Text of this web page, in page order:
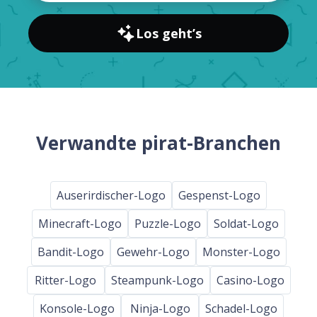
Los geht’s
Verwandte pirat-Branchen
Auserirdischer-Logo
Gespenst-Logo
Minecraft-Logo
Puzzle-Logo
Soldat-Logo
Bandit-Logo
Gewehr-Logo
Monster-Logo
Ritter-Logo
Steampunk-Logo
Casino-Logo
Konsole-Logo
Ninja-Logo
Schadel-Logo